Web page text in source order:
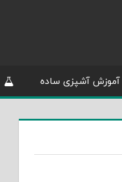
آموزش آشپزی ساده